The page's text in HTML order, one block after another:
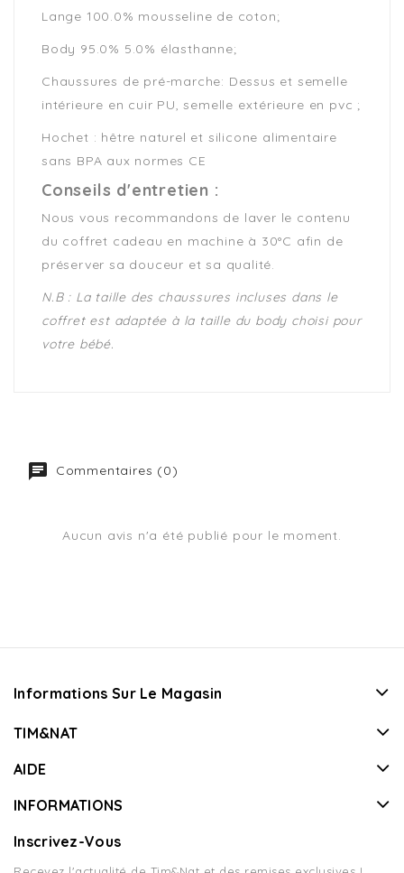
Lange 100.0% mousseline de coton;
Body 95.0% 5.0% élasthanne;
Chaussures de pré-marche: Dessus et semelle
intérieure en cuir PU, semelle extérieure en pvc ;
Hochet : hêtre naturel et silicone alimentaire
sans BPA aux normes CE
Conseils d'entretien :
Nous vous recommandons de laver le contenu
du coffret cadeau en machine à 30°C afin de
préserver sa douceur et sa qualité.
N.B : La taille des chaussures incluses dans le
coffret est adaptée à la taille du body choisi pour
votre bébé.
Commentaires (0)
Aucun avis n'a été publié pour le moment.
Informations Sur Le Magasin
TIM&NAT
AIDE
INFORMATIONS
Inscrivez-Vous